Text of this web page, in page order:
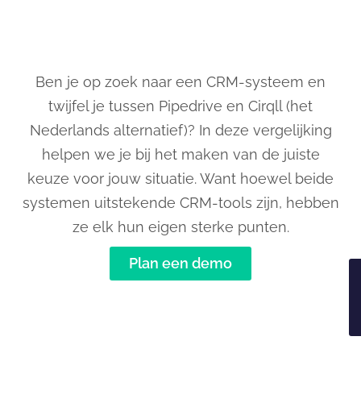
Ben je op zoek naar een CRM-systeem en
twijfel je tussen Pipedrive en Cirqll (het
Nederlands alternatief)? In deze vergelijking
helpen we je bij het maken van de juiste
keuze voor jouw situatie. Want hoewel beide
systemen uitstekende CRM-tools zijn, hebben
ze elk hun eigen sterke punten.
Plan een demo